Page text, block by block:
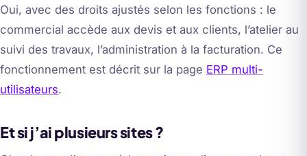
Oui, avec des droits ajustés selon les fonctions : le
commercial accède aux devis et aux clients, l’atelier au
suivi des travaux, l’administration à la facturation. Ce
fonctionnement est décrit sur la page ERP multi-
utilisateurs.
Et si j’ai plusieurs sites ?